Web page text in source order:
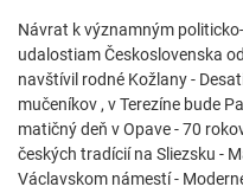
Návrat k významným
udalostiam Československa
navštívil rodné Kožlany -
mučeníkov , v Terezíne bude
matičný deň v Opave - 70
českých tradícií na Sliezsku -
Václavskom námestí -